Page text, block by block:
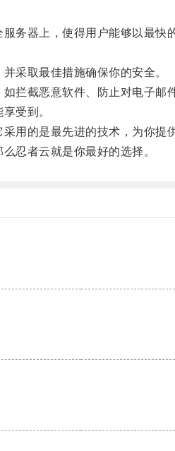
器上，使得用户能够以最快
采取最佳措施确保你的安全。
截恶意软件、防止对电子邮
受到。
的是最先进的技术，为你提供
忍者云就是你最好的选择。